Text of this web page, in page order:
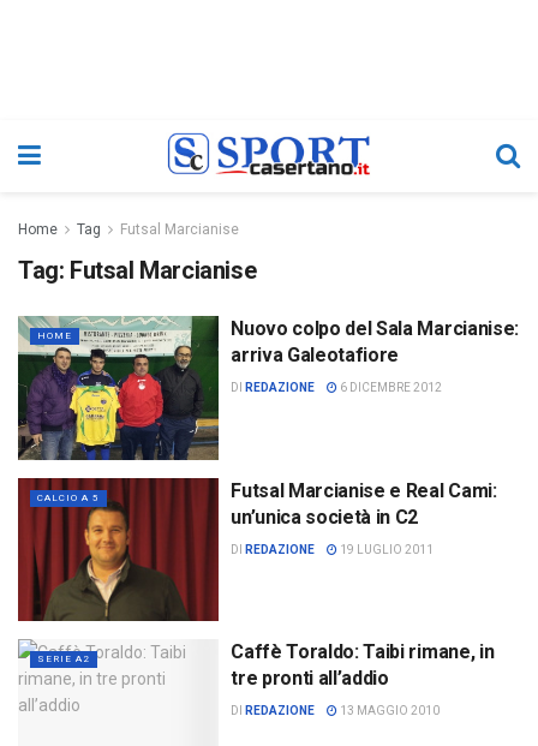
Home Tag Futsal Marcianise
Tag: Futsal Marcianise
HOME
Nuovo colpo del Sala Marcianise:
arriva Galeotafiore
DI REDAZIONE 6 DICEMBRE 2012
CALCIO A 5
Futsal Marcianise e Real Cami:
un’unica società in C2
DI REDAZIONE 19 LUGLIO 2011
SERIE A2
Caffè Toraldo: Taibi rimane, in
tre pronti all’addio
DI REDAZIONE 13 MAGGIO 2010